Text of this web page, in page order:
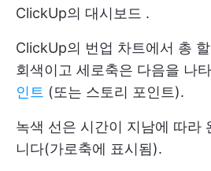
ClickUp의 대시보드 .
ClickUp의 번업 차트에서 총
회색이고 세로축은 다음을 나
인트 (또는 스토리 포인트).
녹색 선은 시간이 지남에 따라
니다(가로축에 표시됨).